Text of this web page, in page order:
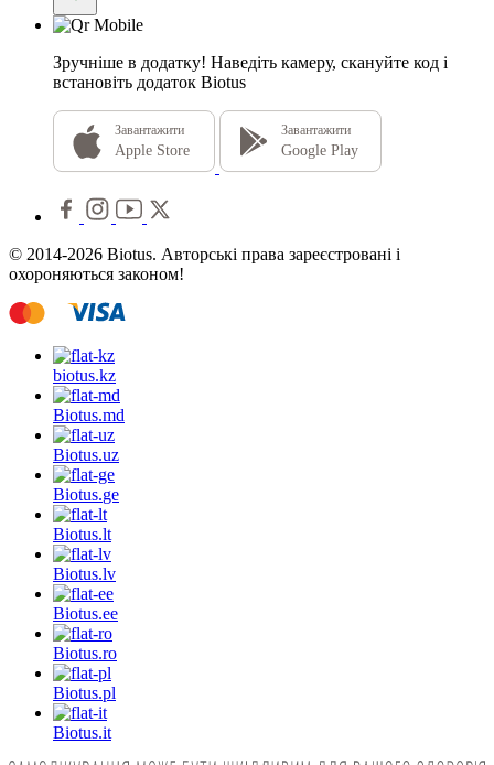
Зручніше в додатку! Наведіть камеру, скануйте код і
встановіть додаток Biotus
Завантажити
Apple Store
Завантажити
Google Play
© 2014-2026 Biotus. Авторські права зареєстровані і
охороняються законом!
biotus.kz
Biotus.md
Biotus.uz
Biotus.ge
Biotus.lt
Biotus.lv
Biotus.ee
Biotus.ro
Biotus.pl
Biotus.it